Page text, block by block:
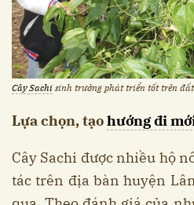
Cây Sachi sinh trưởng phát triển tốt trên
Lựa chọn, tạohướng đi
Cây Sachi được nhiều hộ
tác trên địa bàn huyện